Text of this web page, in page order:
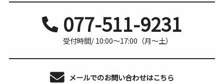
077-511-9231
受付時間/ 10:00〜17:00（月〜土）
メールでのお問い合わせはこちら